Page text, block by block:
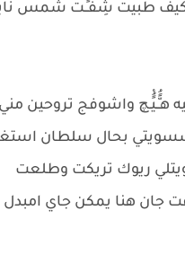
طبيت شِفـٍـت شمس
واشوفج تروحين مني
وشسويتي بحال سلطان
ريوك تريكت وطلعت